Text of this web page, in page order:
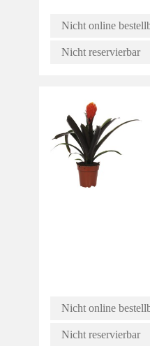
Nicht online
Nicht reservierbar
Nicht online
Nicht reservierbar